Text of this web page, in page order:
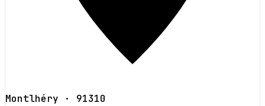
Montlhéry · 91310